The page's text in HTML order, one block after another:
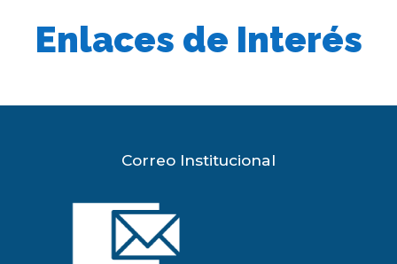
Enlaces de Interés
Correo Institucional